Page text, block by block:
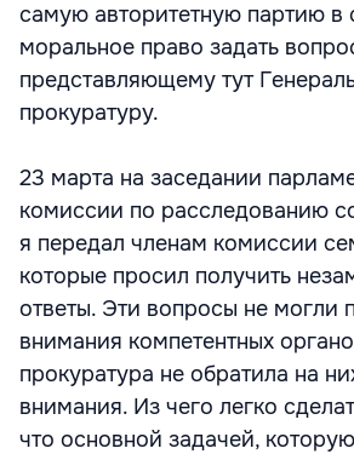
самую авторитетную партию в
моральное право задать
представляющему тут
прокуратуру.
23 марта на заседании
комиссии по расследованию
я передал членам комиссии
которые просил получить
ответы. Эти вопросы не могли
внимания компетентных
прокуратура не обратила на
внимания. Из чего легко
что основной задачей,